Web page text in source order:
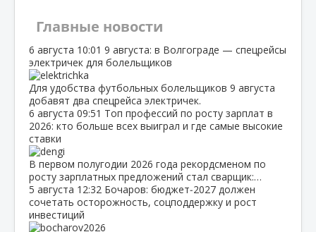
Главные новости
6 августа 10:01 9 августа: в Волгограде — спецрейсы
электричек для болельщиков
Для удобства футбольных болельщиков 9 августа
добавят два спецрейса электричек.
6 августа 09:51 Топ профессий по росту зарплат в
2026: кто больше всех выиграл и где самые высокие
ставки
В первом полугодии 2026 года рекордсменом по
росту зарплатных предложений стал сварщик:…
5 августа 12:32 Бочаров: бюджет‑2027 должен
сочетать осторожность, соцподдержку и рост
инвестиций